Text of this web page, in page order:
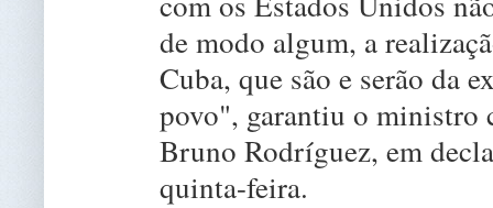
de modo algum, a
Cuba, que são e serão da
povo", garantiu o ministro
Bruno Rodríguez, em
quinta-feira.